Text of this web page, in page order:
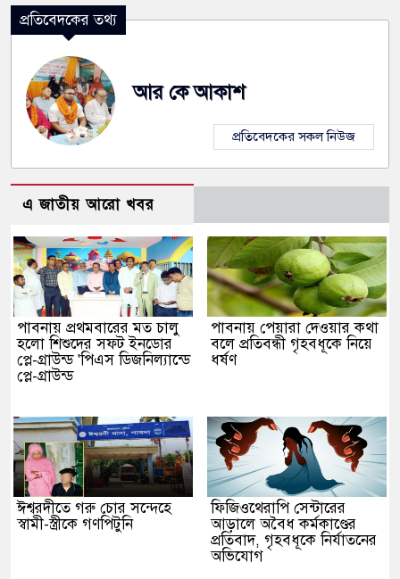
প্রতিবেদকের তথ্য
আর কে আকাশ
প্রতিবেদকের সকল নিউজ
এ জাতীয় আরো খবর
পাবনায় প্রথমবারের মত চালু
হলো শিশুদের সফট ইনডোর
প্লে-গ্রাউন্ড 'পিএস ডিজনিল্যান্ডে
প্লে-গ্রাউন্ড
পাবনায় পেয়ারা দেওয়ার কথা
বলে প্রতিবন্ধী গৃহবধূকে নিয়ে
ধর্ষণ
ঈশ্বরদীতে গরু চোর সন্দেহে
স্বামী-স্ত্রীকে গণপিটুনি
ফিজিওথেরাপি সেন্টারের
আড়ালে অবৈধ কর্মকাণ্ডের
প্রতিবাদ, গৃহবধূকে নির্যাতনের
অভিযোগ